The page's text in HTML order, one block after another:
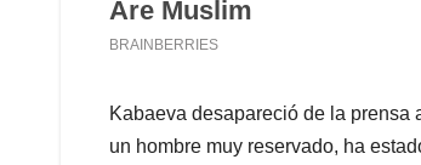
Kabaeva desapareció de la prensa
un hombre muy reservado, ha